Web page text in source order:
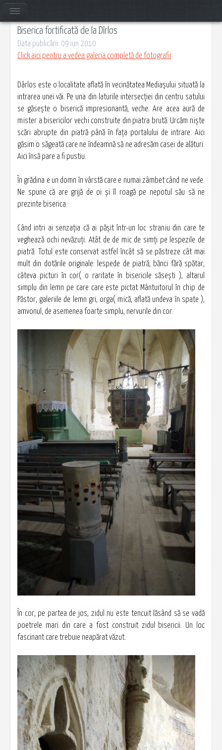
Biserica fortificată de la Dîrlos
Data publicării: 09 iun 2010
Click aici pentru a vedea galeria completă de fotografii
Dârlos este o localitate aflată în vecinătatea Mediașului situată la
intrarea unei văi. Pe una din laturile intersecţiei din centru satului
se găseşte o biserică impresionantă, veche. Are acea aură de
mister a bisericilor vechi construite din piatra brută. Urcăm nişte
scări abrupte din piatră până în faţa portalului de intrare. Aici
găsim o săgeată care ne îndeamnă să ne adresăm casei de alături.
Aici însă pare a fi pustiu.
În grădina e un domn în vârstă care e numai zâmbet când ne vede.
Ne spune că are grijă de oi şi îl roagă pe nepotul său să ne
prezinte biserica.
Când intri ai senzaţia că ai păşit într-un loc straniu din care te
veghează ochi nevăzuţi. Atât de de mic de simţi pe lespezile de
piatră. Totul este conservat astfel încât să se păstreze cât mai
mult din dotările originale: lespede de piatră, bănci fără spătar,
câteva picturi în cor( o raritate în bisericile săseşti ), altarul
simplu din lemn pe care care este pictat Mântuitorul în chip de
Păstor, galeriile de lemn gri, orga( mică, aflată undeva în spate ),
amvonul, de asemenea foarte simplu, nervurile din cor.
În cor, pe partea de jos, zidul nu este tencuit lăsând să se vadă
poetrele mari din care a fost construit zidul bisericii. Un loc
fascinant care trebuie neapărat văzut.